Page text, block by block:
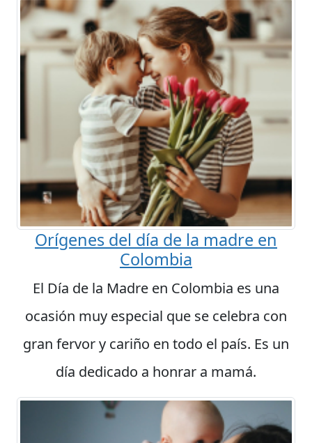
Orígenes del día de la madre en
Colombia
El Día de la Madre en Colombia es una
ocasión muy especial que se celebra con
gran fervor y cariño en todo el país. Es un
día dedicado a honrar a mamá.